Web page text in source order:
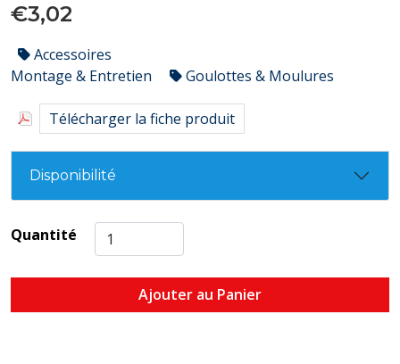
€3,02
Accessoires
Montage & Entretien
Goulottes & Moulures
Télécharger la fiche produit
Disponibilité
Quantité
Ajouter au Panier